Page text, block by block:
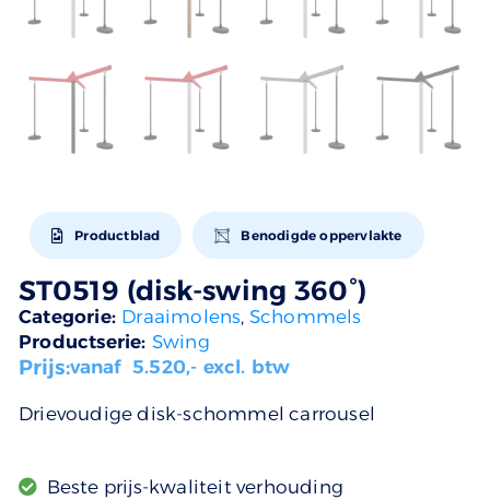
Productblad Benodigde oppervlakte
ST0519 (disk-swing 360°)
Categorie: Draaimolens, Schommels
Productserie: Swing
Prijs:vanaf 5.520,- excl. btw
Drievoudige disk-schommel carrousel
Beste prijs-kwaliteit verhouding